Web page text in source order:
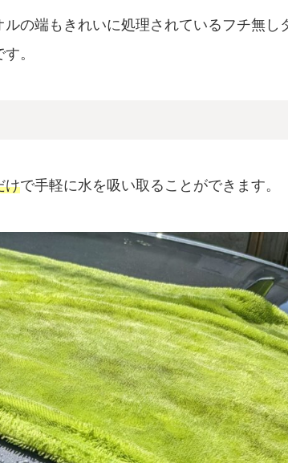
の端もきれいに処理されているフチ無し
す。
けで手軽に水を吸い取ることができます。